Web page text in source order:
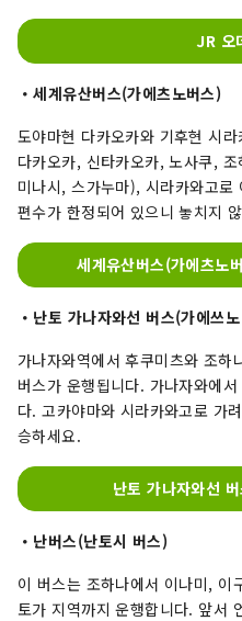
JR 오
・세계유산버스(가에츠노버스)
도야마현 다카오카와 기후현 시
다카오카, 신타카오카, 노사쿠,
미나시, 스가누마), 시라카와고로
편수가 한정되어 있으니 놓치지
세계유산버스(가에츠노
・난토 가나자와선 버스(가에쓰
가나자와역에서 후쿠미츠와 조하
버스가 운행됩니다. 가나자와에
다. 고카야마와 시라카와고로 가
승하세요.
난토 가나자와선
・난버스(난토시 버스)
이 버스는 조하나에서 이나미, 이
토가 지역까지 운행합니다. 앞서